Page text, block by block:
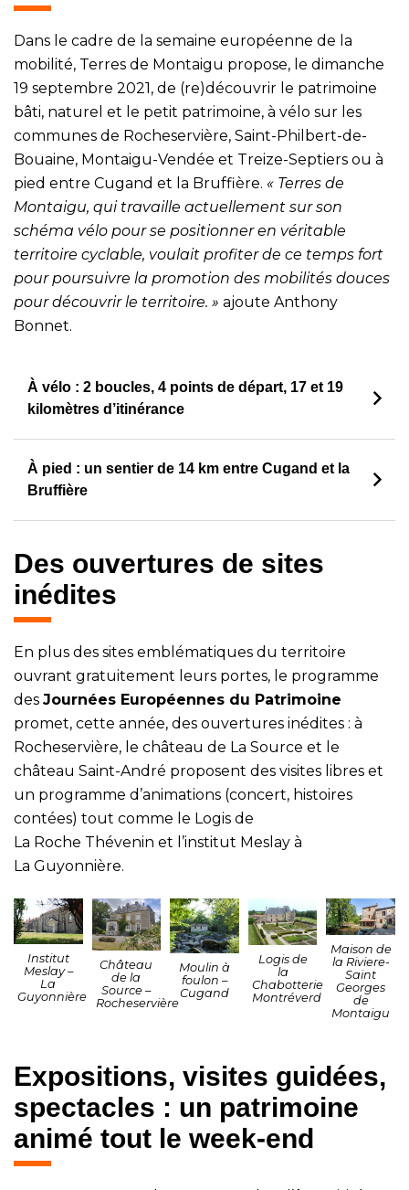
Dans le cadre de la semaine européenne de la
mobilité, Terres de Montaigu propose, le dimanche
19 septembre 2021, de (re)découvrir le patrimoine
bâti, naturel et le petit patrimoine, à vélo sur les
communes de Rocheservière, Saint-Philbert-de-
Bouaine, Montaigu-Vendée et Treize-Septiers ou à
pied entre Cugand et la Bruffière. « Terres de
Montaigu, qui travaille actuellement sur son
schéma vélo pour se positionner en véritable
territoire cyclable, voulait profiter de ce temps fort
pour poursuivre la promotion des mobilités douces
pour découvrir le territoire. » ajoute Anthony
Bonnet.
À vélo : 2 boucles, 4 points de départ, 17 et 19
kilomètres d’itinérance
À pied : un sentier de 14 km entre Cugand et la
Bruffière
Des ouvertures de sites
inédites
En plus des sites emblématiques du territoire
ouvrant gratuitement leurs portes, le programme
des Journées Européennes du Patrimoine
promet, cette année, des ouvertures inédites : à
Rocheservière, le château de La Source et le
château Saint-André proposent des visites libres et
un programme d’animations (concert, histoires
contées) tout comme le Logis de
La Roche Thévenin et l’institut Meslay à
La Guyonnière.
Institut
Meslay –
La
Guyonnière
Château
de la
Source –
Rocheservière
Moulin à
foulon –
Cugand
Logis de
la
Chabotterie
Montréverd
Maison de
la Riviere-
Saint
Georges
de
Montaigu
Expositions, visites guidées,
spectacles : un patrimoine
animé tout le week-end